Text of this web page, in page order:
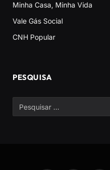
Minha Casa, Minha Vida
Vale Gás Social
CNH Popular
PESQUISA